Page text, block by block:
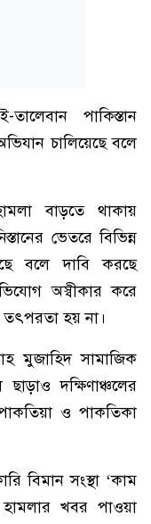
পাকিস্তান
চালিয়েছে বলে
বাড়তে থাকায়
ভেতরে বিভিন্ন
বলে দাবি করছে
অস্বীকার করে
তৎপরতা হয় না।
মুজাহিদ সামাজিক
দক্ষিণাঞ্চলের
পাকতিয়া ও পাকতিকা
বিমান সংস্থা ‘কাম
খবর পাওয়া